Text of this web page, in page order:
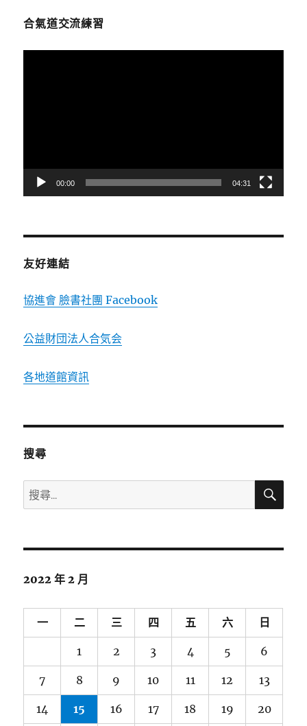
合氣道交流練習
00:00 04:31
友好連結
協進會 臉書社團 Facebook
公益財団法人合気会
各地道館資訊
搜尋
搜
尋
鍵
搜
2022 年 2 月
一 二 三 四 五 六 日
1 2 3 4 5 6
7 8 9 10 11 12 13
14 15 16 17 18 19 20